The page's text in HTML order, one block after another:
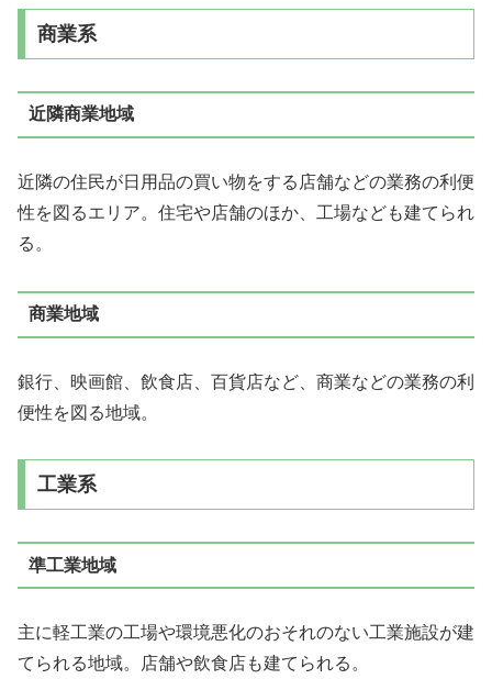
商業系
近隣商業地域
近隣の住民が日用品の買い物をする店舗などの業務の利便
性を図るエリア。住宅や店舗のほか、工場なども建てられ
る。
商業地域
銀行、映画館、飲食店、百貨店など、商業などの業務の利
便性を図る地域。
工業系
準工業地域
主に軽工業の工場や環境悪化のおそれのない工業施設が建
てられる地域。店舗や飲食店も建てられる。